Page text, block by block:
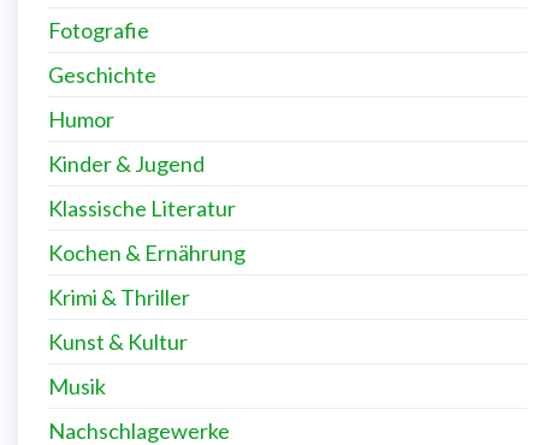
Fotografie
Geschichte
Humor
Kinder & Jugend
Klassische Literatur
Kochen & Ernährung
Krimi & Thriller
Kunst & Kultur
Musik
Nachschlagewerke